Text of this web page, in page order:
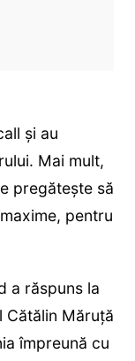
și au
Mai mult,
pregătește să
pentru
a răspuns la
Cătălin Măruță
împreună cu